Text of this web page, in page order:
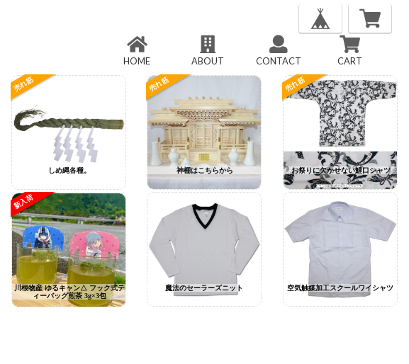
HOME ABOUT CONTACT CART